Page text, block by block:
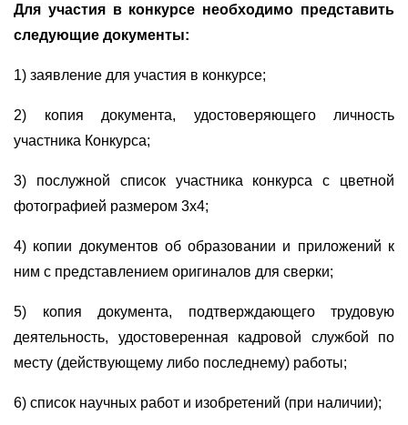
Для участия в конкурсе необходимо представить
следующие документы:
1) заявление для участия в конкурсе;
2) копия документа, удостоверяющего личность
участника Конкурса;
3) послужной список участника конкурса с цветной
фотографией размером 3х4;
4) копии документов об образовании и приложений к
ним с представлением оригиналов для сверки;
5) копия документа, подтверждающего трудовую
деятельность, удостоверенная кадровой службой по
месту (действующему либо последнему) работы;
6) список научных работ и изобретений (при наличии);